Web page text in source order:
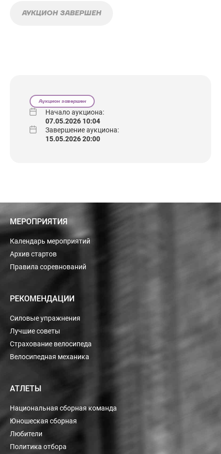
АУКЦИОН ЗАВЕРШЕН
Аукцион завершен
Начало аукциона:
07.05.2026 10:04
Завершение аукциона:
15.05.2026 20:00
МЕРОПРИЯТИЯ
Календарь мероприятий
Архив стартов
Правила соревнований
РЕКОМЕНДАЦИИ
Силовые упражнения
Лучшие советы
Страхование велосипеда
Велосипедная механика
АТЛЕТЫ
Национальная сборная команда
Юношеская сборная
Любители
Политика отбора